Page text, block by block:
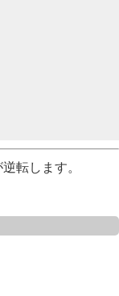
転します。